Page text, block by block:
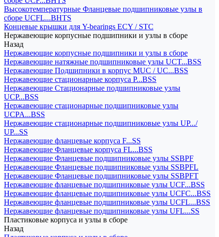
Высокотемпературные Фланцевые подшипниковые узлы в
сборе UCFL...BHTS
Концевые крышки для Y-bearings ECY / STC
Нержавеющие корпусные подшипники и узлы в сборе
Назад
Нержавеющие корпусные подшипники и узлы в сборе
Нержавеющие натяжные подшипниковые узлы UCT...BSS
Нержавеющие Подшипники в корпус MUC / UC...BSS
Нержавеющие стационарные корпуса P...BSS
Нержавеющие Стационарные подшипниковые узлы
UCP...BSS
Нержавеющие стационарные подшипниковые узлы
UCPA...BSS
Нержавеющие стационарные подшипниковые узлы UP.../
UP...SS
Нержавеющие фланцевые корпуса F...SS
Нержавеющие Фланцевые корпуса FL...BSS
Нержавеющие Фланцевые подшипниковые узлы SSBPF
Нержавеющие Фланцевые подшипниковые узлы SSBPFL
Нержавеющие Фланцевые подшипниковые узлы SSBPFT
Нержавеющие фланцевые подшипниковые узлы UCF...BSS
Нержавеющие фланцевые подшипниковые узлы UCFC...BSS
Нержавеющие фланцевые подшипниковые узлы UCFL...BSS
Нержавеющие фланцевые подшипниковые узлы UFL...SS
Пластиковые корпуса и узлы в сборе
Назад